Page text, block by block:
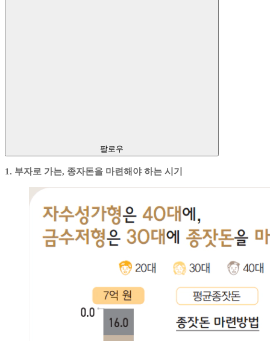
팔로우
1. 부자로 가는, 종자돈을 마련해야 하는 시기